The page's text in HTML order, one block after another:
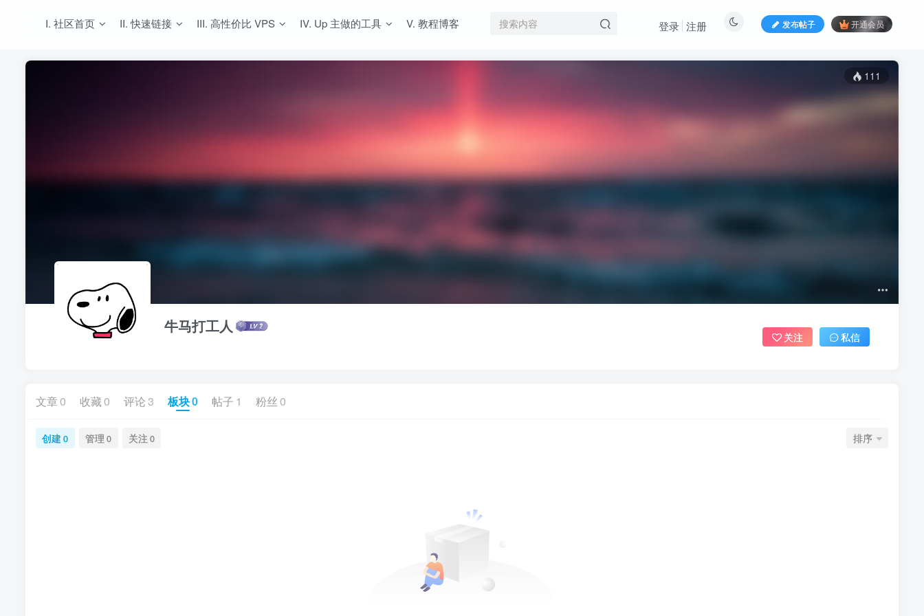
I. 社区首页 II. 快速链接 III. 高性价比 VPS IV. Up 主做的工具 V. 教程博客 发布帖子 开通会员
登录 注册
111
牛马打工人
关注 私信
文章0 收藏 0 评论 3 板块0 帖子 1 粉丝 0
创建0 管理 0 关注 0 排序